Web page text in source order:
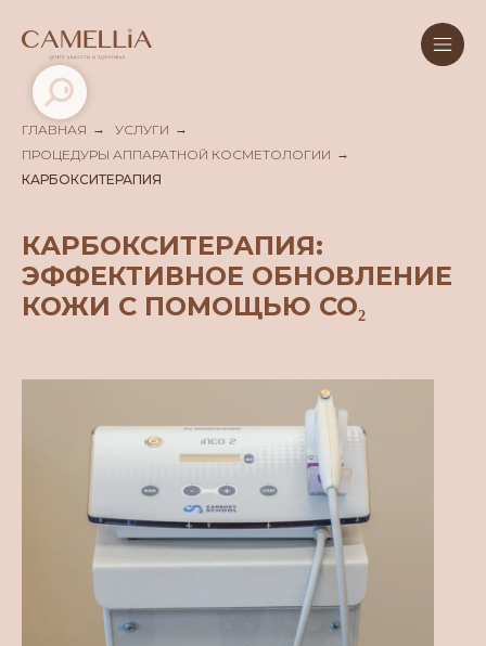
ГЛАВНАЯ → УСЛУГИ →
ПРОЦЕДУРЫ АППАРАТНОЙ КОСМЕТОЛОГИИ →
КАРБОКСИТЕРАПИЯ
КАРБОКСИТЕРАПИЯ:
ЭФФЕКТИВНОЕ ОБНОВЛЕНИЕ
КОЖИ С ПОМОЩЬЮ СО₂